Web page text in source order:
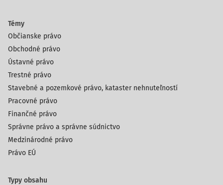
Témy
Občianske právo
Obchodné právo
Ústavné právo
Trestné právo
Stavebné a pozemkové právo, kataster nehnuteľností
Pracovné právo
Finančné právo
Správne právo a správne súdnictvo
Medzinárodné právo
Právo EÚ
Typy obsahu